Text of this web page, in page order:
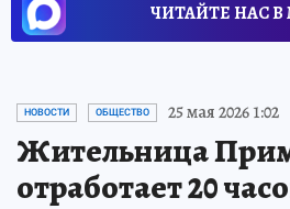
ЧИТАЙТЕ НАС В
НОВОСТИ ОБЩЕСТВО 25 мая 2026 1:02
Жительница
отработает 20